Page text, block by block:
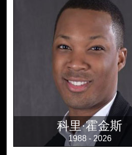
科里·霍金斯
1988 - 2026